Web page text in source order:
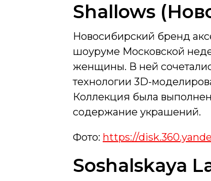
Shallows
Новосибирский бренд
шоуруме Московской
женщины. В ней
технологии 3D-
Коллекция была
содержание украшений.
Фото: https://
Soshalskaya